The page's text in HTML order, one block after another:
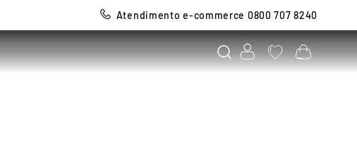
Atendimento e-commerce 0800 707 8240